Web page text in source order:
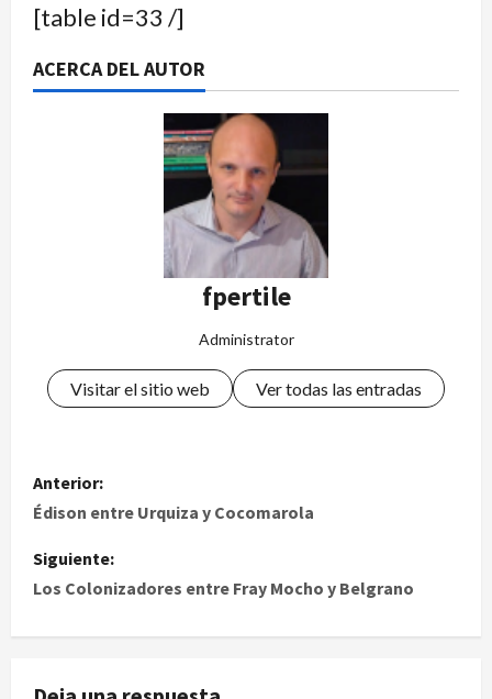
[table id=33 /]
ACERCA DEL AUTOR
fpertile
Administrator
Visitar el sitio web Ver todas las entradas
Anterior:
Édison entre Urquiza y Cocomarola
Siguiente:
Los Colonizadores entre Fray Mocho y Belgrano